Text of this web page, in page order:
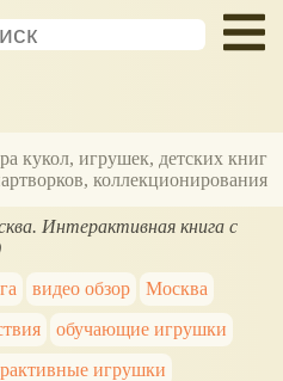
кукол, игрушек, детских книг
коллекционирования
Интерактивная книга с
видео обзор
Москва
обучающие игрушки
игрушки